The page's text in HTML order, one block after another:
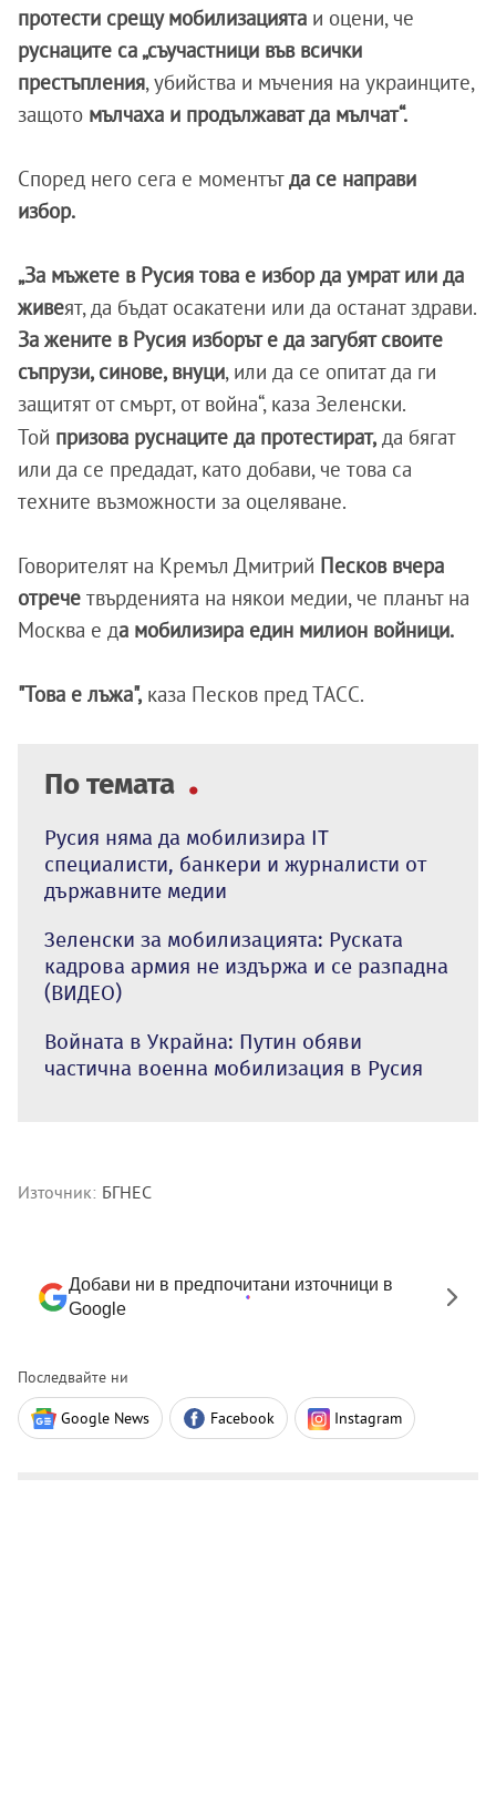
протести срещу мобилизацията и оцени, че
руснаците са „съучастници във всички
престъпления, убийства и мъчения на украинците,
защото мълчаха и продължават да мълчат“.
Според него сега е моментътда се направи
избор.
„За мъжете в Русия това е избор да умрат или да
живеят, да бъдат осакатени или да останат здрави.
За жените в Русия изборът е да загубят своите
съпрузи, синове, внуци, или да се опитат да ги
защитят от смърт, от война“, каза Зеленски.
Той призова руснаците да протестират, да бягат
или да се предадат, като добави, че това са
техните възможности за оцеляване.
Говорителят на Кремъл Дмитрий Песков вчера
отрече твърденията на някои медии, че планът на
Москва е да мобилизира един милион войници.
"Това е лъжа", каза Песков пред ТАСС.
По темата
Русия няма да мобилизира IT
специалисти, банкери и журналисти от
държавните медии
Зеленски за мобилизацията: Руската
кадрова армия не издържа и се разпадна
(ВИДЕО)
Войната в Украйна: Путин обяви
частична военна мобилизация в Русия
Източник: БГНЕС
Добави ни в предпочитани източници в
Google
Последвайте ни
Google News Facebook Instagram